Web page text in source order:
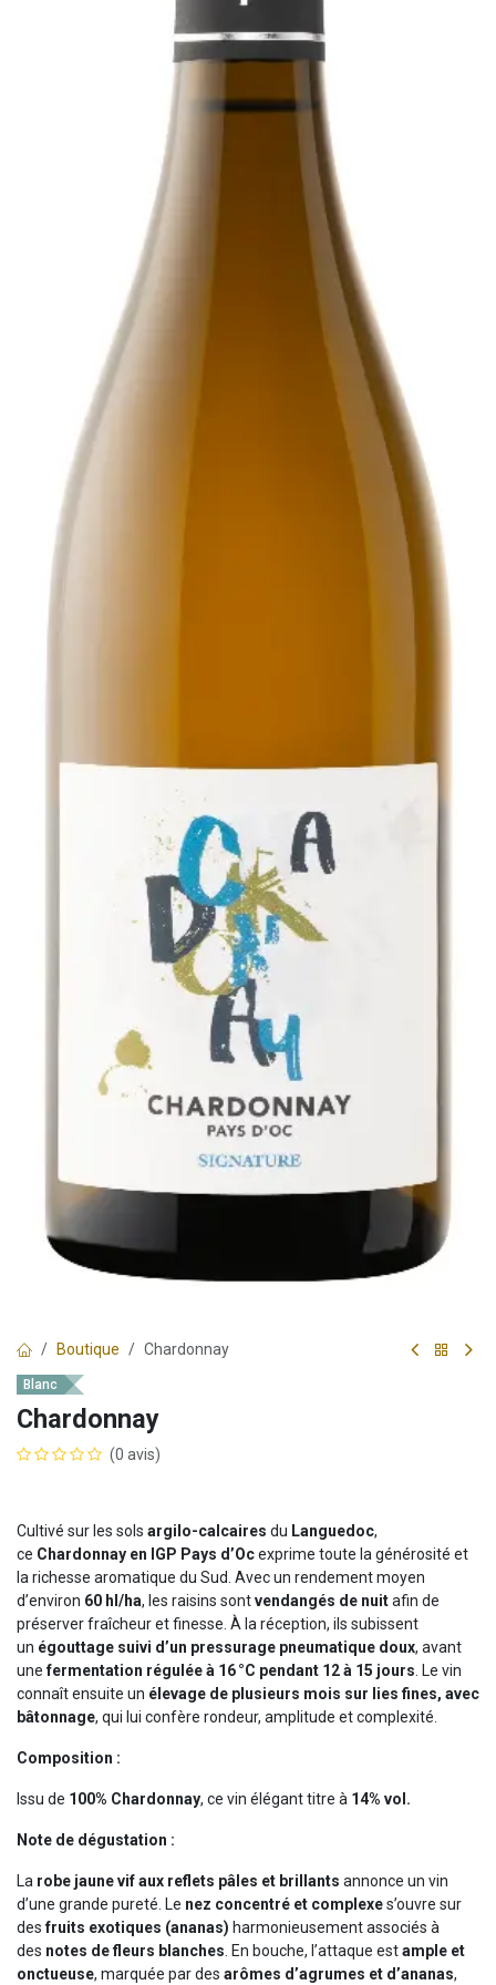
Boutique Chardonnay
Blanc
Chardonnay
(0 avis)
Cultivé sur les sols argilo-calcaires du Languedoc,
ce Chardonnay en IGP Pays d’Ocexprime toute la générosité et
la richesse aromatique du Sud. Avec un rendement moyen
d’environ 60 hl/ha, les raisins sontvendangés de nuitafin de
préserver fraîcheur et finesse. À la réception, ils subissent
un égouttage suivi d’un pressurage pneumatique doux, avant
unefermentation régulée à 16 °C pendant 12 à 15 jours. Le vin
connaît ensuite un élevage de plusieurs mois sur lies fines, avec
bâtonnage, qui lui confère rondeur, amplitude et complexité.
Composition :
Issu de 100% Chardonnay, ce vin élégant titre à 14% vol.
Note de dégustation :
La robe jaune vif aux reflets pâles et brillants annonce un vin
d’une grande pureté. Le nez concentré et complexes’ouvre sur
desfruits exotiques (ananas) harmonieusement associés à
des notes de fleurs blanches. En bouche, l’attaque estample et
onctueuse, marquée par des arômes d’agrumes et d’ananas,